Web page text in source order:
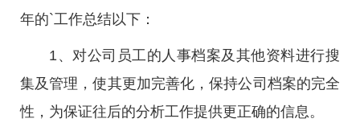
年的`工作总结以下：
1、对公司员工的人事档案及其他资料进行搜
集及管理，使其更加完善化，保持公司档案的完全
性，为保证往后的分析工作提供更正确的信息。